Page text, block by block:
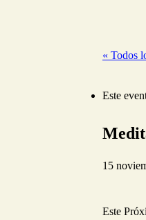
« Todos
Este
15
Este